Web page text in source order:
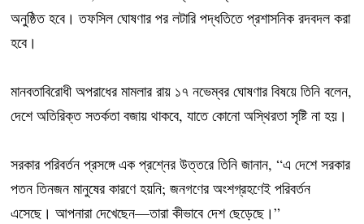
অনুষ্ঠিত হবে। তফসিল ঘোষণার পর লটারি পদ্ধতিতে প্রশাসনিক রদবদল করা
হবে।
মানবতাবিরোধী অপরাধের মামলার রায় ১৭ নভেম্বর ঘোষণার বিষয়ে তিনি বলেন,
দেশে অতিরিক্ত সতর্কতা বজায় থাকবে, যাতে কোনো অস্থিরতা সৃষ্টি না হয়।
সরকার পরিবর্তন প্রসঙ্গে এক প্রশ্নের উত্তরে তিনি জানান, “এ দেশে সরকার
পতন তিনজন মানুষের কারণে হয়নি; জনগণের অংশগ্রহণেই পরিবর্তন
এসেছে। আপনারা দেখেছেন—তারা কীভাবে দেশ ছেড়েছে।”